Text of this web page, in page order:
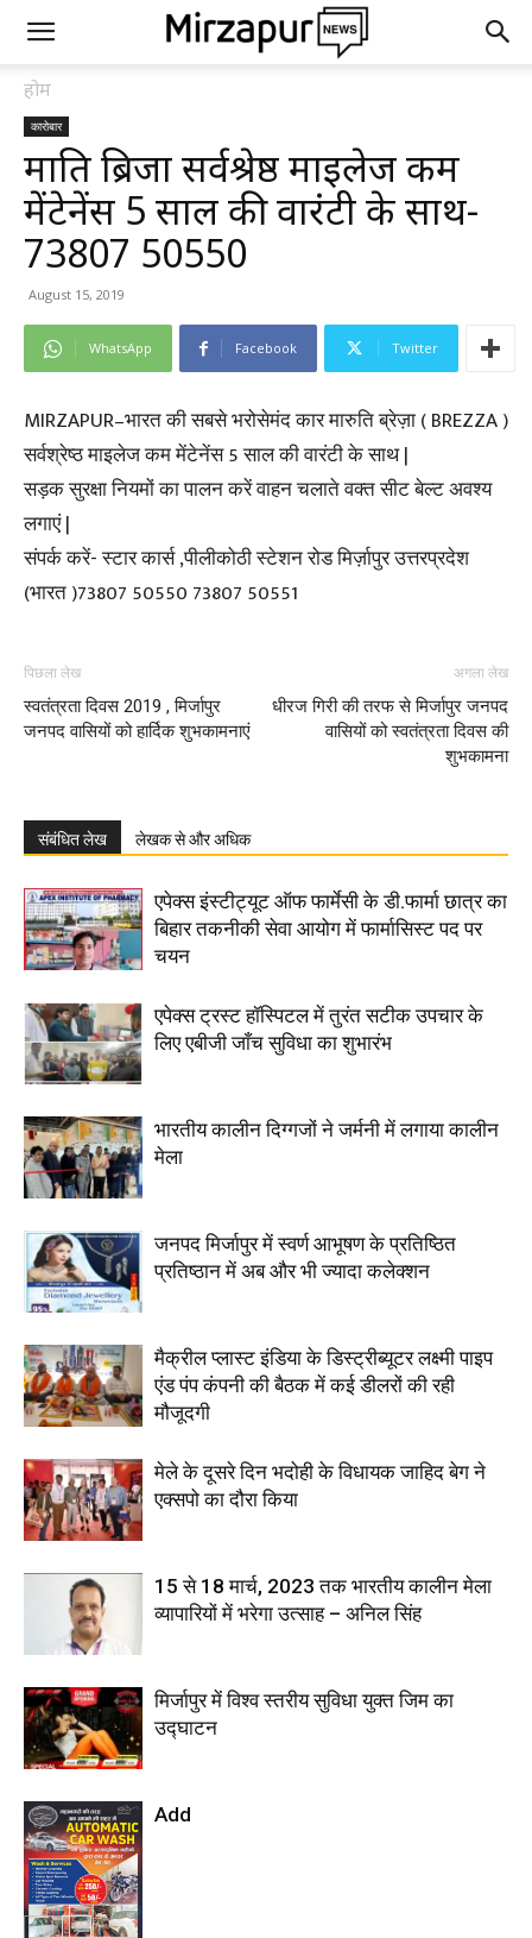
होम
कारोबार
मारुति ब्रिजा सर्वश्रेष्ठ माइलेज कम
मेंटेनेंस 5 साल की वारंटी के साथ-
73807 50550
August 15, 2019
WhatsApp Facebook Twitter
MIRZAPUR–भारत की सबसे भरोसेमंद कार मारुति ब्रेज़ा ( BREZZA )
सर्वश्रेष्ठ माइलेज कम मेंटेनेंस 5 साल की वारंटी के साथ |
सड़क सुरक्षा नियमों का पालन करें वाहन चलाते वक्त सीट बेल्ट अवश्य
लगाएं |
संपर्क करें- स्टार कार्स ,पीलीकोठी स्टेशन रोड मिर्ज़ापुर उत्तरप्रदेश
(भारत )73807 50550 73807 50551
पिछला लेख
स्वतंत्रता दिवस 2019 , मिर्जापुर
जनपद वासियों को हार्दिक शुभकामनाएं
अगला लेख
धीरज गिरी की तरफ से मिर्जापुर जनपद
वासियों को स्वतंत्रता दिवस की
शुभकामना
संबंधित लेख लेखक से और अधिक
एपेक्स इंस्टीट्यूट ऑफ फार्मेसी के डी.फार्मा छात्र का
बिहार तकनीकी सेवा आयोग में फार्मासिस्ट पद पर
चयन
एपेक्स ट्रस्ट हॉस्पिटल में तुरंत सटीक उपचार के
लिए एबीजी जाँच सुविधा का शुभारंभ
भारतीय कालीन दिग्गजों ने जर्मनी में लगाया कालीन
मेला
जनपद मिर्जापुर में स्वर्ण आभूषण के प्रतिष्ठित
प्रतिष्ठान में अब और भी ज्यादा कलेक्शन
मैक्रील प्लास्ट इंडिया के डिस्ट्रीब्यूटर लक्ष्मी पाइप
एंड पंप कंपनी की बैठक में कई डीलरों की रही
मौजूदगी
मेले के दूसरे दिन भदोही के विधायक जाहिद बेग ने
एक्सपो का दौरा किया
15 से 18 मार्च, 2023 तक भारतीय कालीन मेला
व्यापारियों में भरेगा उत्साह – अनिल सिंह
मिर्जापुर में विश्व स्तरीय सुविधा युक्त जिम का
उद्घाटन
Add